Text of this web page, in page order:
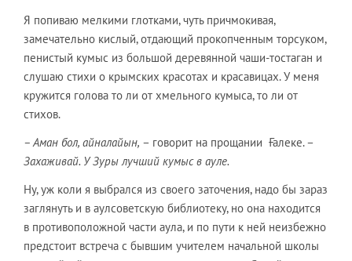
Я попиваю мелкими глотками, чуть причмокивая,
замечательно кислый, отдающий прокопченным торсуком,
пенистый кумыс из большой деревянной чаши-тостаган и
слушаю стихи о крымских красотах и красавицах. У меня
кружится голова то ли от хмельного кумыса, то ли от
стихов.
–Аман бол, айналайын, – говорит на прощании Ғалеке. –
Захаживай. У Зуры лучший кумыс в ауле.
Ну, уж коли я выбрался из своего заточения, надо бы зараз
заглянуть и в аулсоветскую библиотеку, но она находится
в противоположной части аула, и по пути к ней неизбежно
предстоит встреча с бывшим учителем начальной школы